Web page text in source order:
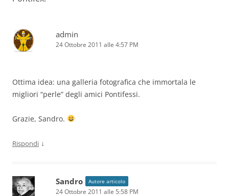
admin
24 Ottobre 2011 alle 4:57 PM
Ottima idea: una galleria fotografica che immortala le
migliori “perle” degli amici Pontifessi.
Grazie, Sandro.
Rispondi ↓
Sandro Autore articolo
24 Ottobre 2011 alle 5:58 PM